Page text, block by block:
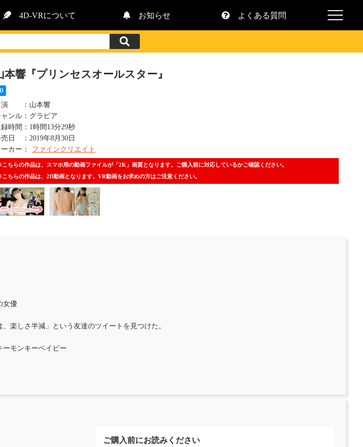
4D-VRについて お知らせ よくある質問
本響『プリンセスオールスター』
演 ： 山本響
ャンル： グラビア
時間 ： 1時間13分29秒
日
： 2019年8月30日
ーカー ： ファインクリエイト
ちらの作品は、スマホ用の動画ファイルが「2K」画質となります。ご購入前に対応しているかご確認ください。
ちらの作品は、2D動画となります。VR動画をお求めの方はご注意ください。
女優
楽しさ半減」という友達のツイートを見つけた。
ーモンキーベイビー
ご購入前にお読みください